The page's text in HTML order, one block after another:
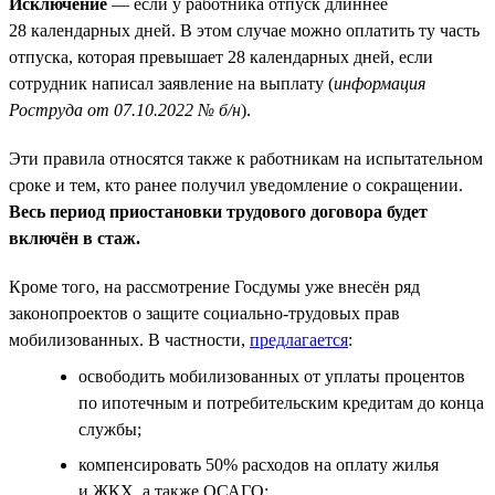
28 календарных дней. В этом случае можно оплатить ту часть
отпуска, которая превышает 28 календарных дней, если
сотрудник написал заявление на выплату (информация
Роструда от 07.10.2022 № б/н).
Эти правила относятся также к работникам на испытательном
сроке и тем, кто ранее получил уведомление о сокращении.
Весь период приостановки трудового договора будет
включён в стаж.
Кроме того, на рассмотрение Госдумы уже внесён ряд
законопроектов о защите социально-трудовых прав
мобилизованных. В частности, предлагается:
освободить мобилизованных от уплаты процентов
по ипотечным и потребительским кредитам до конца
службы;
компенсировать 50% расходов на оплату жилья
и ЖКХ, а также ОСАГО;